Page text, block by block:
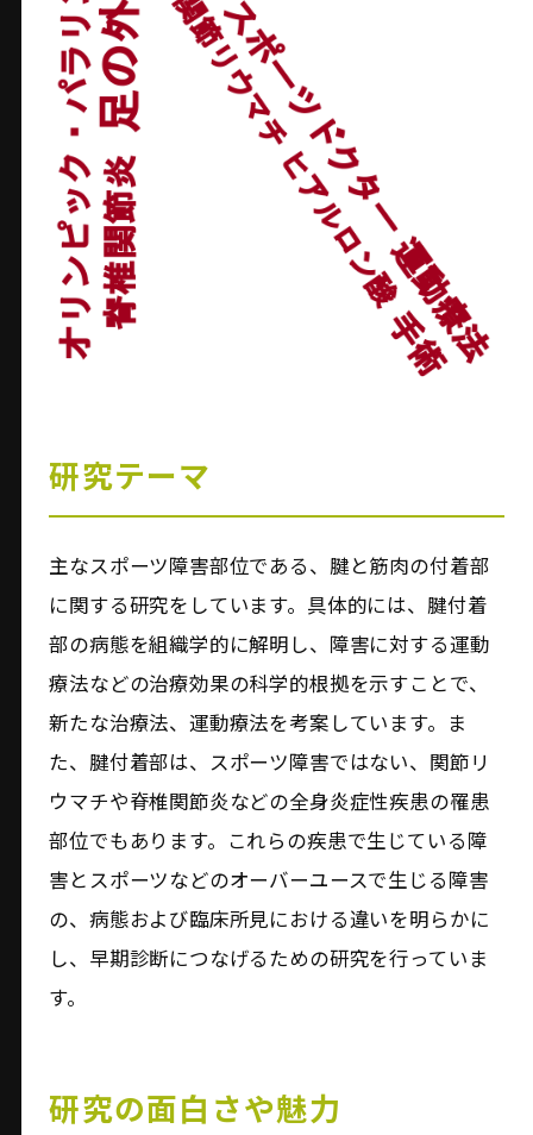
研究テーマ
主なスポーツ障害部位である、腱と筋肉の付着部
に関する研究をしています。具体的には、腱付着
部の病態を組織学的に解明し、障害に対する運動
療法などの治療効果の科学的根拠を示すことで、
新たな治療法、運動療法を考案しています。ま
た、腱付着部は、スポーツ障害ではない、関節リ
ウマチや脊椎関節炎などの全身炎症性疾患の罹患
部位でもあります。これらの疾患で生じている障
害とスポーツなどのオーバーユースで生じる障害
の、病態および臨床所見における違いを明らかに
し、早期診断につなげるための研究を行っていま
す。
研究の面白さや魅力